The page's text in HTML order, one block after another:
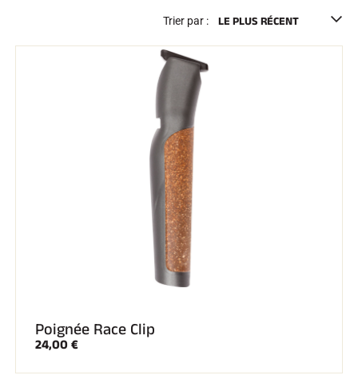
Chronomètres et transmission
Cellules et détection
Photofinish
Afficheurs et horloge
VOLA Board & Clé de protection
Suite SkiAlp
Suite SkiNordic
Suite Equestre
Suite Msports
Scoreboard-Pro
MULTI-SPORTS
Trier par :
Poignée Race Clip
24,00 €